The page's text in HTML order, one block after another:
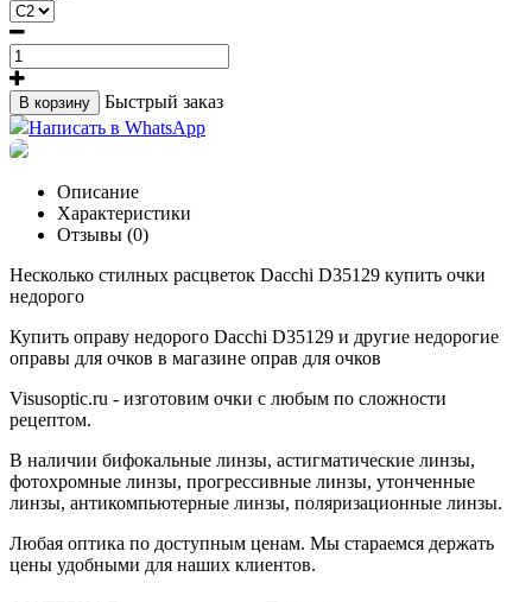
В корзину
Быстрый заказ
Написать в WhatsApp
Описание
Характеристики
Отзывы (0)
Несколько стилных расцветок Dacchi D35129 купить очки
недорого
Купить оправу недорого Dacchi D35129 и другие недорогие
оправы для очков в магазине оправ для очков
Visusoptic.ru - изготовим очки с любым по сложности
рецептом.
В наличии бифокальные линзы, астигматические линзы,
фотохромные линзы, прогрессивные линзы, утонченные
линзы, антикомпьютерные линзы, поляризационные линзы.
Любая оптика по доступным ценам. Мы стараемся держать
цены удобными для наших клиентов.